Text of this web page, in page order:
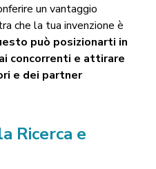
un vantaggio
che la tua invenzione è
può posizionarti in
concorrenti e attirare
e dei partner
Ricerca e